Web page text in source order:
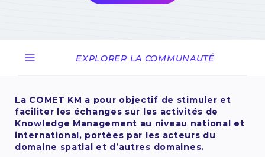
EXPLORER LA COMMUNAUTÉ
La COMET KM a pour objectif de stimuler et
faciliter les échanges sur les activités de
Knowledge Management au niveau national et
international, portées par les acteurs du
domaine spatial et d’autres domaines.